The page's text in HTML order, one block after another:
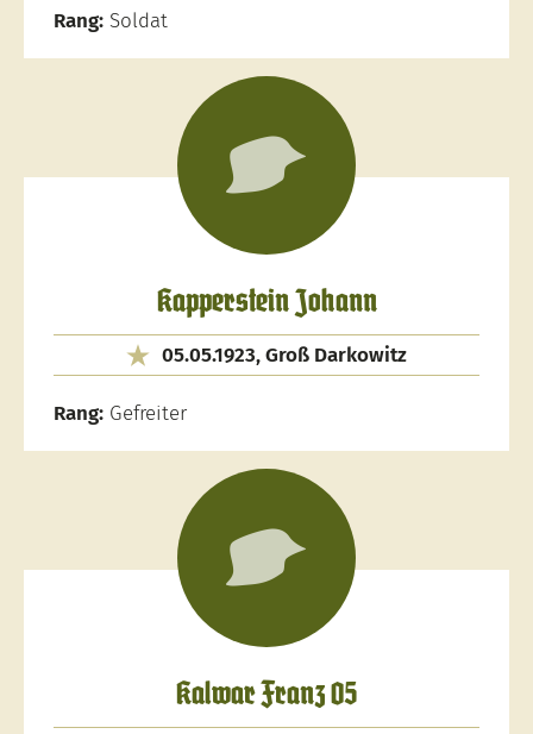
Rang: Soldat
Kapperstein Johann
05.05.1923, Groß Darkowitz
Rang: Gefreiter
Kalwar Franz 05